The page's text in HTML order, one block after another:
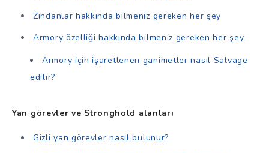
Zindanlar hakkında bilmeniz gereken her şey
Armory özelliği hakkında bilmeniz gereken her şey
Armory için işaretlenen ganimetler nasıl Salvage
edilir?
Yan görevler ve Stronghold alanları
Gizli yan görevler nasıl bulunur?